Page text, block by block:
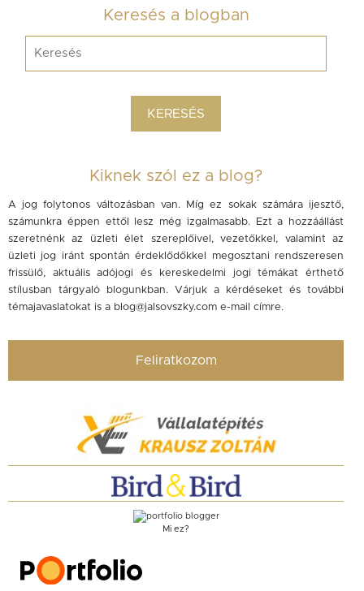
Keresés a blogban
Kiknek szól ez a blog?
A jog folytonos változásban van. Míg ez sokak számára ijesztő,
számunkra éppen ettől lesz még izgalmasabb. Ezt a hozzáállást
szeretnénk az üzleti élet szereplőivel, vezetőkkel, valamint az
üzleti jog iránt spontán érdeklődőkkel megosztani rendszeresen
frissülő, aktuális adójogi és kereskedelmi jogi témákat érthető
stílusban tárgyaló blogunkban. Várjuk a kérdéseket és további
témajavaslatokat is a blog@jalsovszky.com e-mail címre.
Feliratkozom
Mi ez?